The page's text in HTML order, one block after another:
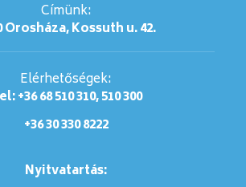
Címünk:
Orosháza, Kossuth u. 42.
Elérhetőségek:
+36 68 510 310, 510 300
+36 30 330 8222
Nyitvatartás: